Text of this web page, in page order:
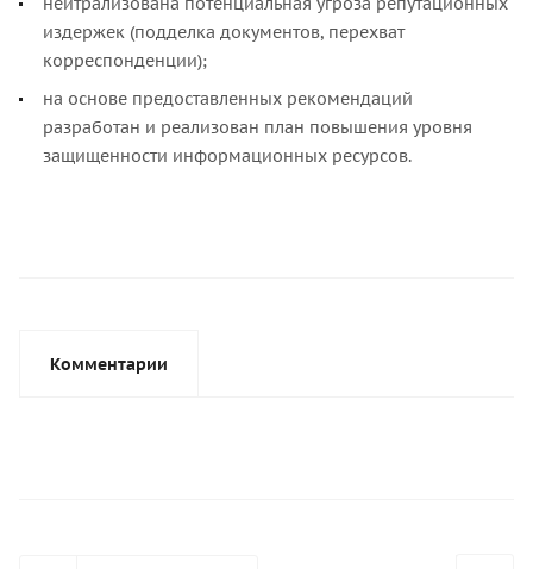
издержек (подделка документов, перехват
корреспонденции);
на основе предоставленных рекомендаций
разработан и реализован план повышения уровня
защищенности информационных ресурсов.
Комментарии